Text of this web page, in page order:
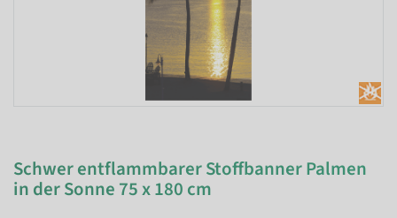
Schwer entflammbarer Stoffbanner Palmen
in der Sonne 75 x 180 cm